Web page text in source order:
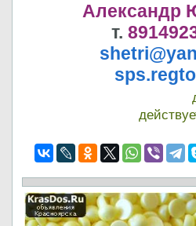
Александр
т.